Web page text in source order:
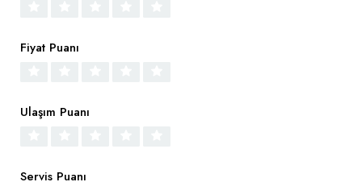
Fiyat Puanı
Ulaşım Puanı
Servis Puanı